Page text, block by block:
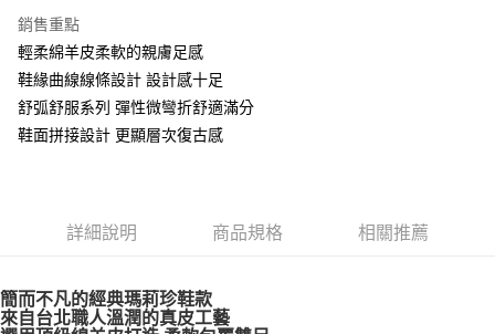
街口支付
悠遊付
AFTEE先享後付
便利好安心！
１．簡單：不需註冊會員、不需綁卡、不需儲值。
【「AFTEE先享後付」結帳流程】
宅配通
每筆NT$100，滿NT$999(含以上)免運費
銷售重點
輕柔綿羊皮柔軟的親膚足感
鞋緣曲線線條設計 設計感十足
舒弧舒服系列 彈性微彎折舒適滿分
鞋面拼接設計 更顯層次復古感
詳細說明 商品規格 相關推薦
簡而不凡的經典瑪莉珍鞋款
來自台北職人溫潤的真皮工藝